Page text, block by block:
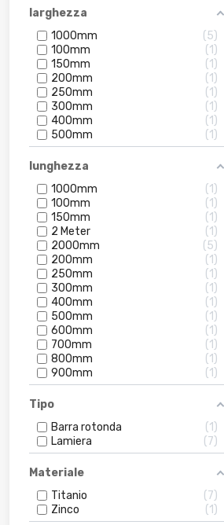
larghezza
1000mm
5
100mm
1
150mm
1
200mm
1
250mm
1
300mm
1
400mm
1
500mm
1
lunghezza
1000mm
1
100mm
1
150mm
1
2 Meter
1
2000mm
5
200mm
1
250mm
1
300mm
1
400mm
1
500mm
1
600mm
1
700mm
1
800mm
1
900mm
1
Tipo
Barra rotonda
1
Lamiera
7
Materiale
Titanio
7
Zinco
1